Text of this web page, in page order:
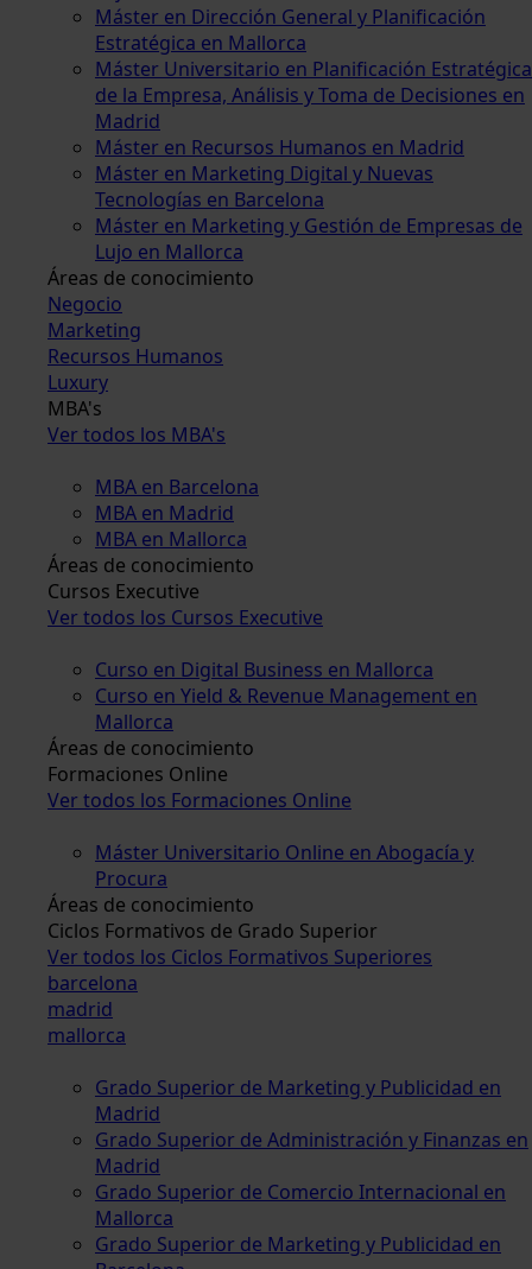
Máster en Dirección General y Planificación
Estratégica en Mallorca
Máster Universitario en Planificación Estratégica
de la Empresa, Análisis y Toma de Decisiones en
Madrid
Máster en Recursos Humanos en Madrid
Máster en Marketing Digital y Nuevas
Tecnologías en Barcelona
Máster en Marketing y Gestión de Empresas de
Lujo en Mallorca
Áreas de conocimiento
Negocio
Marketing
Recursos Humanos
Luxury
MBA's
Ver todos los MBA's
MBA en Barcelona
MBA en Madrid
MBA en Mallorca
Áreas de conocimiento
Cursos Executive
Ver todos los Cursos Executive
Curso en Digital Business en Mallorca
Curso en Yield & Revenue Management en
Mallorca
Áreas de conocimiento
Formaciones Online
Ver todos los Formaciones Online
Máster Universitario Online en Abogacía y
Procura
Áreas de conocimiento
Ciclos Formativos de Grado Superior
Ver todos los Ciclos Formativos Superiores
barcelona
madrid
mallorca
Grado Superior de Marketing y Publicidad en
Madrid
Grado Superior de Administración y Finanzas en
Madrid
Grado Superior de Comercio Internacional en
Mallorca
Grado Superior de Marketing y Publicidad en